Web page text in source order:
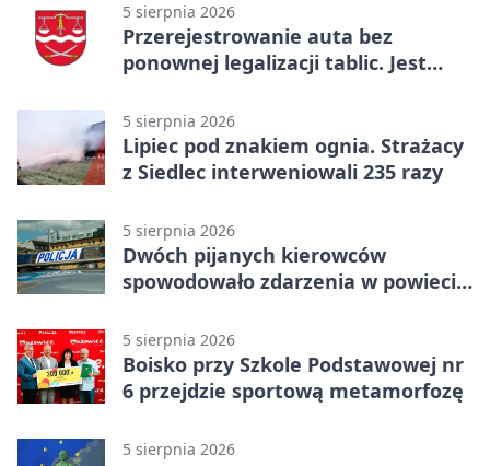
5 sierpnia 2026
Przerejestrowanie auta bez
ponownej legalizacji tablic. Jest
5 sierpnia 2026
Lipiec pod znakiem ognia. Strażacy
z Siedlec interweniowali 235 razy
5 sierpnia 2026
Dwóch pijanych kierowców
spowodowało zdarzenia w powiecie
5 sierpnia 2026
Boisko przy Szkole Podstawowej nr
6 przejdzie sportową metamorfozę
5 sierpnia 2026